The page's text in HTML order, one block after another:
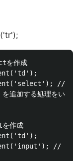
を作成
// 毎行
加する処理をいれる
作成
// 毎行